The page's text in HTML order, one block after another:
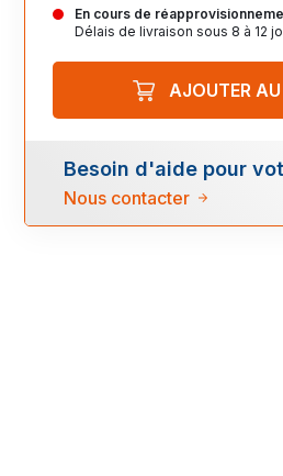
En cours de
Délais de livraison sous 8 à 12
AJOUTER AU
Besoin d'aide pour
Nous contacter